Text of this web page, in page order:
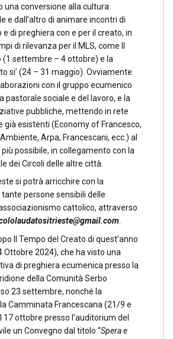
una conversione alla cultura
e dall’altro di animare incontri di
di preghiera con e per il creato, in
di rilevanza per il MLS, come Il
(1 settembre – 4 ottobre) e la
si’ (24 – 31 maggio). Ovviamente
con il gruppo ecumenico
pastorale sociale e del lavoro, e la
pubbliche, mettendo in rete
già esistenti (Economy of Francesco,
Arpa, Francescani, ecc.) al
possibile, in collegamento con la
dei Circoli delle altre città.
si potrà arricchire con la
persone sensibili delle
cattolico, attraverso
.
Il Tempo del Creato di quest’anno
Ottobre 2024), che ha visto una
di preghiera ecumenica presso la
della Comunità Serbo
23 settembre, nonché la
Camminata Francescana (21/9 e
17 ottobre presso l’auditorium del
un Convegno dal titolo “Spera e